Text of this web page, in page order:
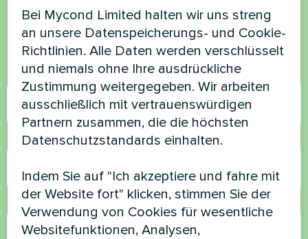
Kontaktieren Sie uns und wir werden Ihnen
helfen
Name
Rufnummer
E-Mail
Bei Mycond Limited halten wir uns streng
an unsere Datenspeicherungs- und Cookie-
Richtlinien. Alle Daten werden verschlüsselt
und niemals ohne Ihre ausdrückliche
Zustimmung weitergegeben. Wir arbeiten
ausschließlich mit vertrauenswürdigen
Partnern zusammen, die die höchsten
Datenschutzstandards einhalten.
Indem Sie auf "Ich akzeptiere und fahre mit
der Website fort" klicken, stimmen Sie der
Verwendung von Cookies für wesentliche
Websitefunktionen, Analysen,